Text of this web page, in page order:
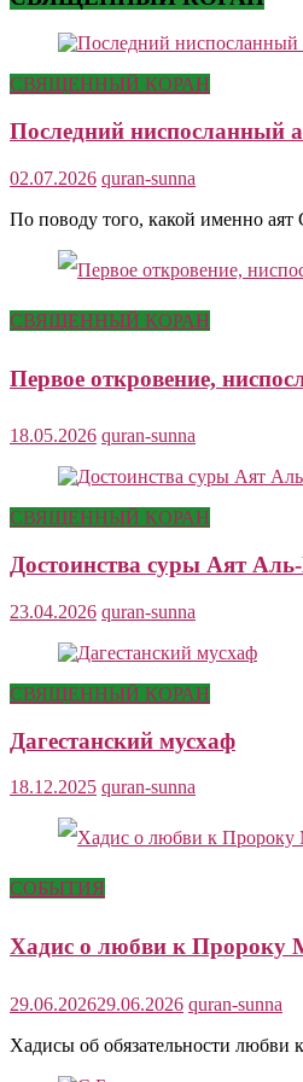
СВЯЩЕННЫЙ КОРАН
Последний ниспосланный
02.07.2026 quran-sunna
По поводу того, какой именно
СВЯЩЕННЫЙ КОРАН
18.05.2026 quran-sunna
СВЯЩЕННЫЙ КОРАН
Достоинства суры Аят
23.04.2026 quran-sunna
СВЯЩЕННЫЙ КОРАН
Дагестанский мусхаф
18.12.2025 quran-sunna
СОБЫТИЯ
29.06.202629.06.2026 quran-sunna
Хадисы об обязательности любви